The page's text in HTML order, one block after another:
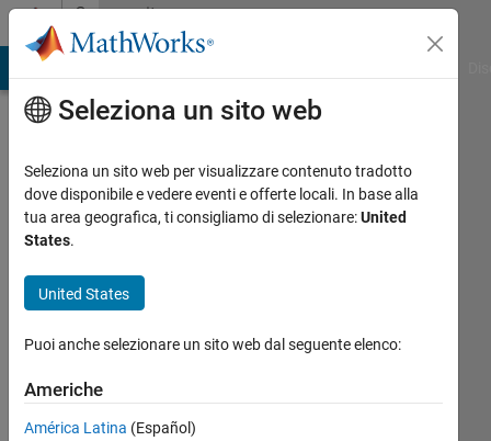
Vai al contenutoCommunity
Profile
Astr
seen:
oltre un
Attivo
Followers:
Seleziona un sito web
Seleziona un sito web per visualizzare contenuto tradotto
dove disponibile e vedere eventi e offerte locali. In base alla
tua area geografica, ti consigliamo di selezionare:United
States.
United States
Puoi anche selezionare un sito web dal seguente elenco:
Americhe
América Latina (Español)